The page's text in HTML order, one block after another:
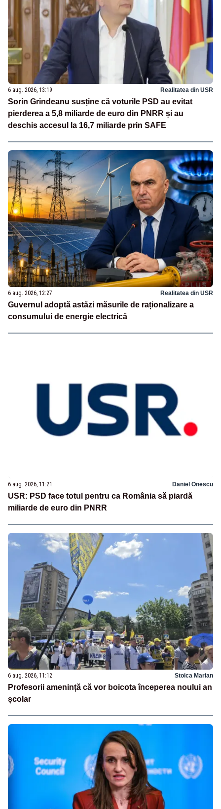
6 aug. 2026, 13:19 Realitatea din USR
Sorin Grindeanu susține că voturile PSD au evitat
pierderea a 5,8 miliarde de euro din PNRR și au
deschis accesul la 16,7 miliarde prin SAFE
6 aug. 2026, 12:27 Realitatea din USR
Guvernul adoptă astăzi măsurile de raționalizare a
consumului de energie electrică
6 aug. 2026, 11:21 Daniel Onescu
USR: PSD face totul pentru ca România să piardă
miliarde de euro din PNRR
6 aug. 2026, 11:12 Stoica Marian
Profesorii amenință că vor boicota începerea noului an
școlar